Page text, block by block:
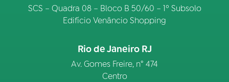
SCS – Quadra 08 – Bloco B 50/60 – 1º Subsolo
Edifício Venâncio Shopping
Rio de Janeiro RJ
Av. Gomes Freire, n° 474
Centro